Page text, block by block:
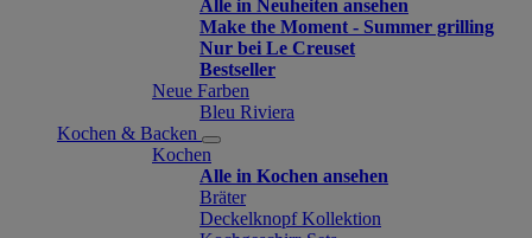
Alle in Neuheiten ansehen
Make the Moment - Summer grilling
Nur bei Le Creuset
Bestseller
Neue Farben
Bleu Riviera
Kochen & Backen
Kochen
Alle in Kochen ansehen
Bräter
Deckelknopf Kollektion